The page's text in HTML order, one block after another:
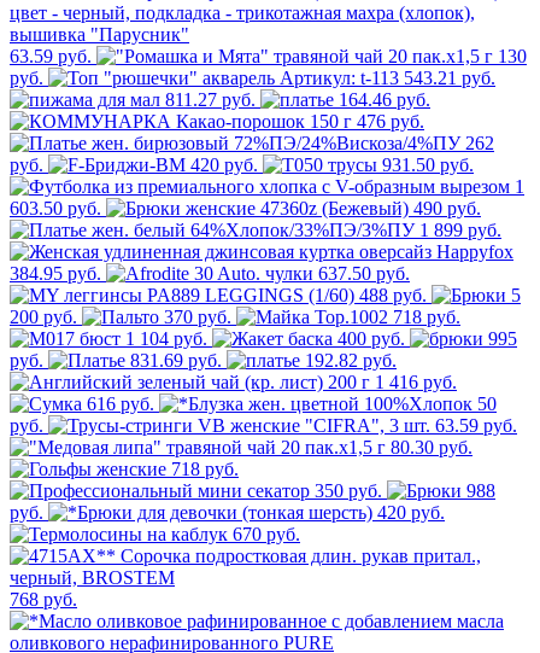
63.59 руб.
130
руб.
543.21 руб.
811.27 руб.
164.46 руб.
476 руб.
262
руб.
420 руб.
931.50 руб.
1
603.50 руб.
490 руб.
1 899 руб.
384.95 руб.
637.50 руб.
488 руб.
5
200 руб.
370 руб.
718 руб.
1 104 руб.
400 руб.
995
руб.
831.69 руб.
192.82 руб.
1 416 руб.
616 руб.
50
руб.
63.59 руб.
80.30 руб.
718 руб.
350 руб.
988
руб.
420 руб.
670 руб.
768 руб.